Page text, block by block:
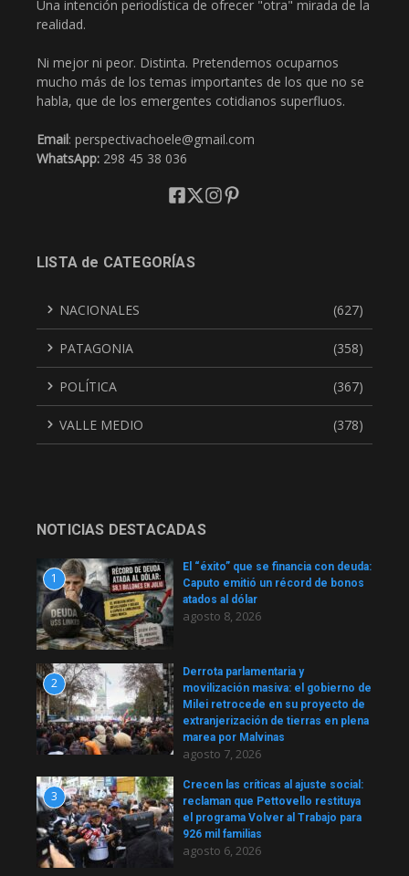
Una intención periodística de ofrecer "otra" mirada de la
realidad.
Ni mejor ni peor. Distinta. Pretendemos ocuparnos
mucho más de los temas importantes de los que no se
habla, que de los emergentes cotidianos superfluos.
Email: perspectivachoele@gmail.com
WhatsApp: 298 45 38 036
LISTA de CATEGORÍAS
NACIONALES (627)
PATAGONIA (358)
POLÍTICA (367)
VALLE MEDIO (378)
NOTICIAS DESTACADAS
1
El “éxito” que se financia con deuda:
Caputo emitió un récord de bonos
atados al dólar
agosto 8, 2026
2
Derrota parlamentaria y
movilización masiva: el gobierno de
Milei retrocede en su proyecto de
extranjerización de tierras en plena
marea por Malvinas
agosto 7, 2026
3
Crecen las críticas al ajuste social:
reclaman que Pettovello restituya
el programa Volver al Trabajo para
926 mil familias
agosto 6, 2026